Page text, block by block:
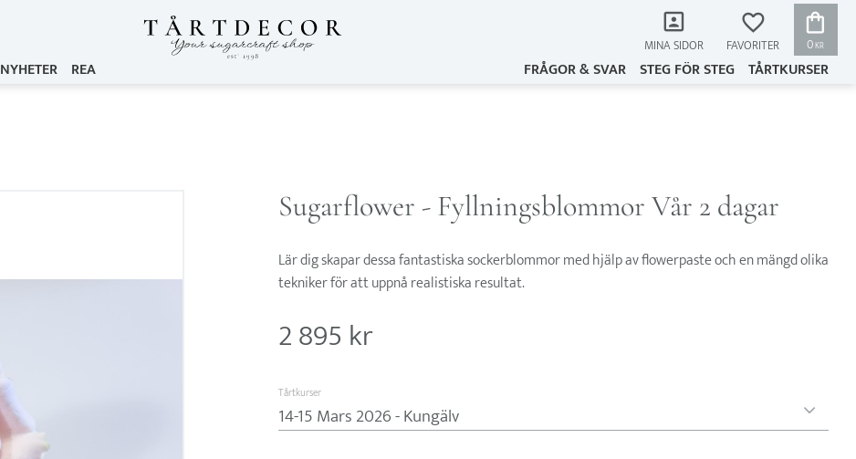
MINA SIDOR
FAVORITER
0KR
NYHETER REA FRÅGOR & SVAR STEG FÖR STEG TÅRTKURSER
Sugarflower - Fyllningsblommor Vår 2 dagar
Lär dig skapar dessa fantastiska sockerblommor med hjälp av flowerpaste och en mängd olika
tekniker för att uppnå realistiska resultat.
2 895 kr
Tårtkurser